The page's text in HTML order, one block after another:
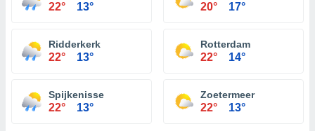
22° 13° 20° 17°
Ridderkerk
22° 13°
Rotterdam
22° 14°
Spijkenisse
22° 13°
Zoetermeer
22° 13°